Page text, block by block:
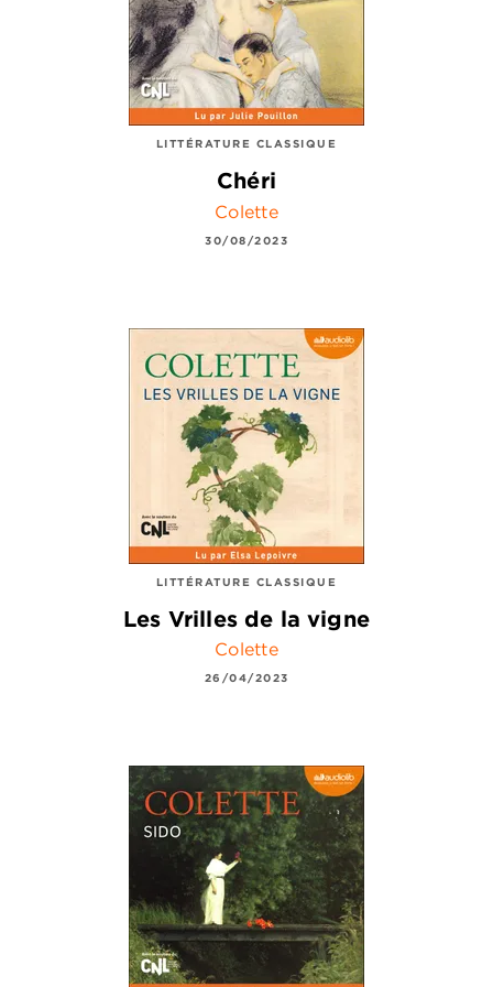
LITTÉRATURE CLASSIQUE
Chéri
Colette
30/08/2023
LITTÉRATURE CLASSIQUE
Les Vrilles de la vigne
Colette
26/04/2023